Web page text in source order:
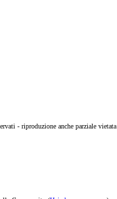
- riproduzione anche parziale vietata